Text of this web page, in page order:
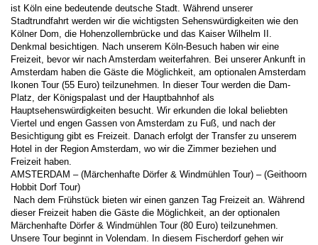
ist Köln eine bedeutende deutsche Stadt. Während unserer
Stadtrundfahrt werden wir die wichtigsten Sehenswürdigkeiten wie den
Kölner Dom, die Hohenzollernbrücke und das Kaiser Wilhelm II.
Denkmal besichtigen. Nach unserem Köln-Besuch haben wir eine
Freizeit, bevor wir nach Amsterdam weiterfahren. Bei unserer Ankunft in
Amsterdam haben die Gäste die Möglichkeit, am optionalen Amsterdam
Ikonen Tour (55 Euro) teilzunehmen. In dieser Tour werden die Dam-
Platz, der Königspalast und der Hauptbahnhof als
Hauptsehenswürdigkeiten besucht. Wir erkunden die lokal beliebten
Viertel und engen Gassen von Amsterdam zu Fuß, und nach der
Besichtigung gibt es Freizeit. Danach erfolgt der Transfer zu unserem
Hotel in der Region Amsterdam, wo wir die Zimmer beziehen und
Freizeit haben.
AMSTERDAM – (Märchenhafte Dörfer & Windmühlen Tour) – (Geithoorn
Hobbit Dorf Tour)
dieser Freizeit haben die Gäste die Möglichkeit, an der optionalen
Märchenhafte Dörfer & Windmühlen Tour (80 Euro) teilzunehmen.
Unsere Tour beginnt in Volendam. In diesem Fischerdorf gehen wir